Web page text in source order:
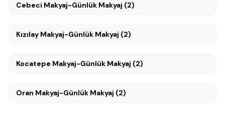
Cebeci Makyaj-Günlük Makyaj (2)
Kızılay Makyaj-Günlük Makyaj (2)
Kocatepe Makyaj-Günlük Makyaj (2)
Oran Makyaj-Günlük Makyaj (2)